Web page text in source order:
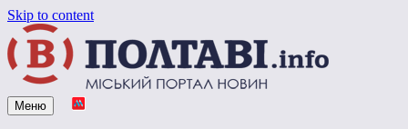
Skip to content
Vpoltave.info
Полтавский портал новостей
Меню